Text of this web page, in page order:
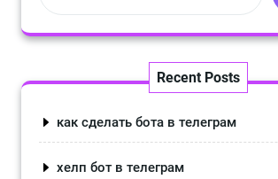
Recent Posts
как сделать бота в телеграм
хелп бот в телеграм